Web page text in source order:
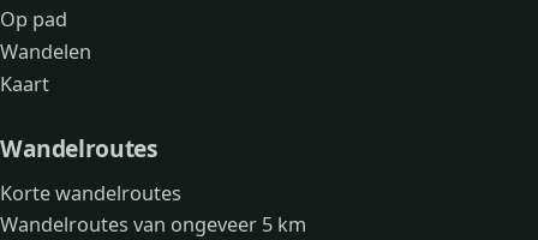
Op pad
Wandelen
Kaart
Wandelroutes
Korte wandelroutes
Wandelroutes van ongeveer 5 km